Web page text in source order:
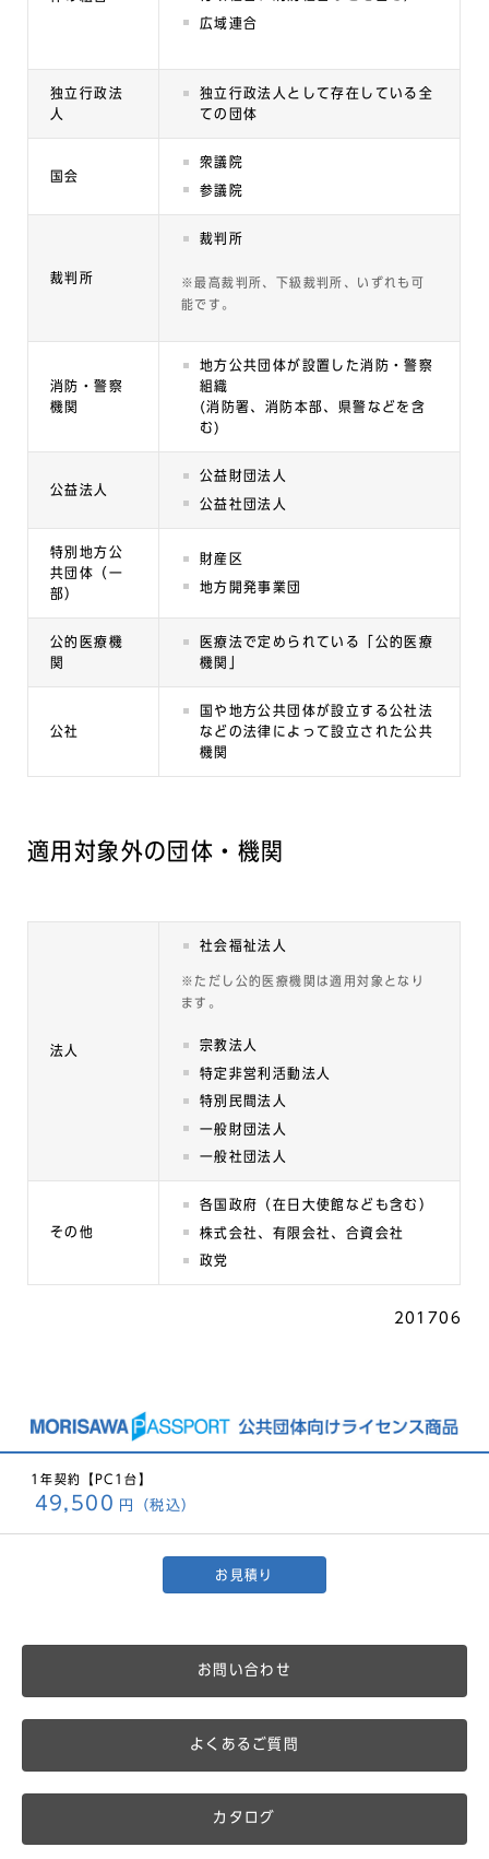
広域連合
独立行政法
人
独立行政法人として存在している全
ての団体
国会
衆議院
参議院
裁判所
裁判所
※最高裁判所、下級裁判所、いずれも可
能です。
消防・警察
機関
地方公共団体が設置した消防・警察
組織
(消防署、消防本部、県警などを含
む)
公益法人
公益財団法人
公益社団法人
特別地方公
共団体（一
部）
財産区
地方開発事業団
公的医療機
関
医療法で定められている「公的医療
機関」
公社
国や地方公共団体が設立する公社法
などの法律によって設立された公共
機関
適用対象外の団体・機関
法人
社会福祉法人
※ただし公的医療機関は適用対象となり
ます。
宗教法人
特定非営利活動法人
特別民間法人
一般財団法人
一般社団法人
その他
各国政府（在日大使館なども含む）
株式会社、有限会社、合資会社
政党
201706
1年契約【PC1台】
49,500 円（税込）
お見積り
お問い合わせ
よくあるご質問
カタログ